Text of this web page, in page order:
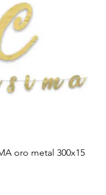
oro metal 300x15